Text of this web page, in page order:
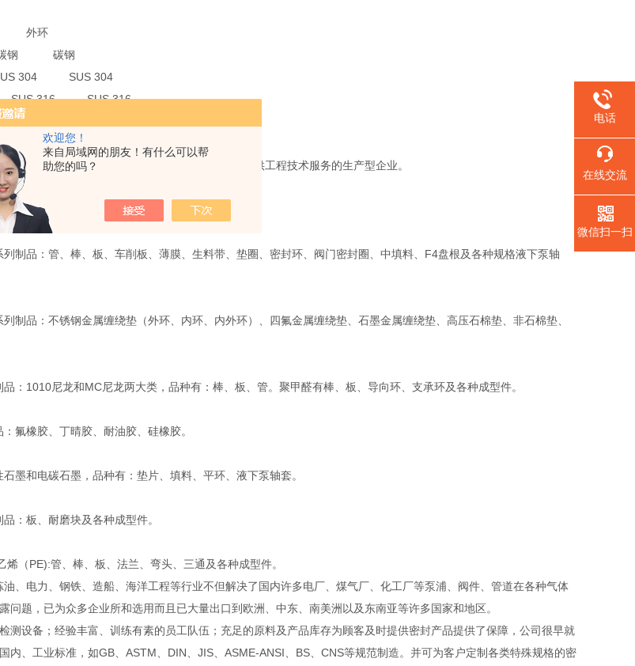
欢迎您！
来自局域网的朋友！有什么可以帮
助您的吗？
外环
碳钢 碳钢
304 SUS 304
SUS 316 SUS 316
316L
司是一家专业以密封产品研发、制造、销售以及提供工程技术服务的生产型企业。
制品：管、棒、板、车削板、薄膜、生料带、垫圈、密封环、阀门密封圈、中填料、F4盘根及各种规格液下泵轴
制品：不锈钢金属缠绕垫（外环、内环、内外环）、四氟金属缠绕垫、石墨金属缠绕垫、高压石棉垫、非石棉垫、
：1010尼龙和MC尼龙两大类，品种有：棒、板、管。聚甲醛有棒、板、导向环、支承环及各种成型件。
氟橡胶、丁晴胶、耐油胶、硅橡胶。
墨和电碳石墨，品种有：垫片、填料、平环、液下泵轴套。
：板、耐磨块及各种成型件。
（PE):管、棒、板、法兰、弯头、三通及各种成型件。
、电力、钢铁、造船、海洋工程等行业不但解决了国内许多电厂、煤气厂、化工厂等泵浦、阀件、管道在各种气体
问题，已为众多企业所和选用而且已大量出口到欧洲、中东、南美洲以及东南亚等许多国家和地区。
设备；经验丰富、训练有素的员工队伍；充足的原料及产品库存为顾客及时提供密封产品提供了保障，公司很早就
内、工业标准，如GB、ASTM、DIN、JIS、ASME-ANSI、BS、CNS等规范制造。并可为客户定制各类特殊规格的密
电话
在线交流
微信扫一扫